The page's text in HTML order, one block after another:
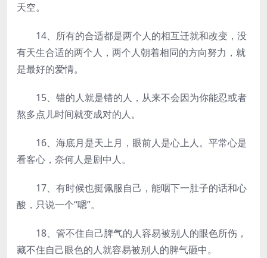
天空。
14、所有的合适都是两个人的相互迁就和改变，没
有天生合适的两个人，两个人朝着相同的方向努力，就
是最好的爱情。
15、错的人就是错的人，从来不会因为你能忍或者
熬多点儿时间就变成对的人。
16、海底月是天上月，眼前人是心上人。平常心是
看客心，奈何人是剧中人。
17、有时候也挺佩服自己，能咽下一肚子的话和心
酸，只说一个“嗯”。
18、管不住自己脾气的人容易被别人的眼色所伤，
藏不住自己眼色的人就容易被别人的脾气砸中。